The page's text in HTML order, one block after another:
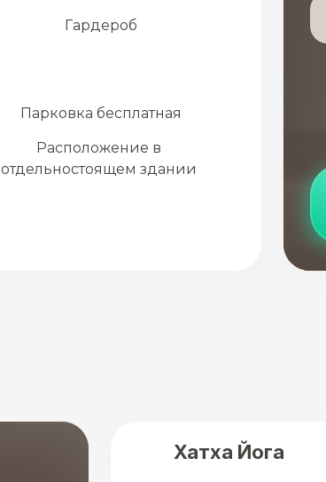
Гардероб
Парковка бесплатная
Расположение в
отдельностоящем здании
Хатха Йога